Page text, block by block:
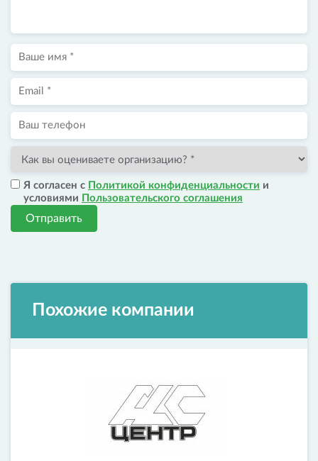
Я согласен с Политикой конфиденциальности и
условиями Пользовательского соглашения
Отправить
Похожие компании